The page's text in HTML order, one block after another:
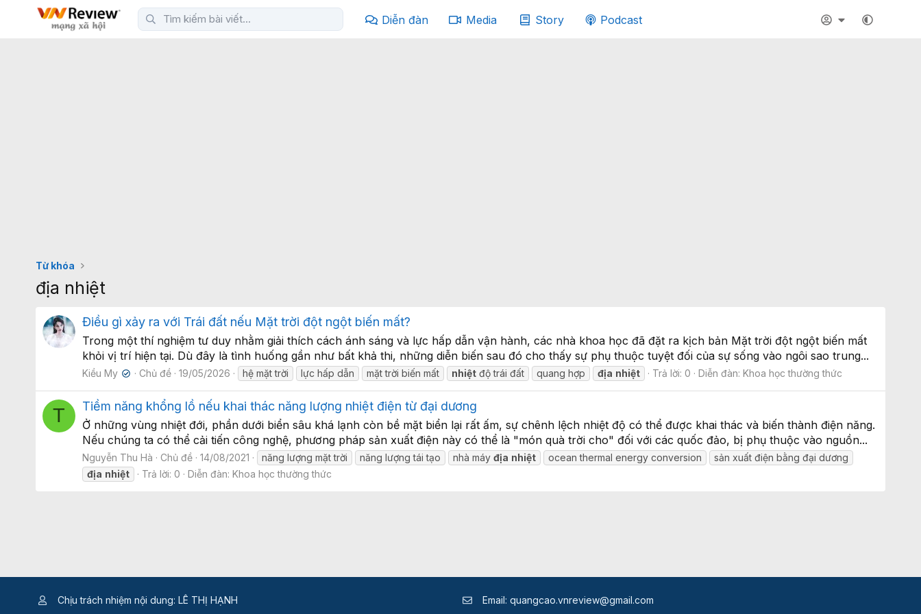
Diễn đàn Media Story Podcast
Từ khóa
địa nhiệt
Điều gì xảy ra với Trái đất nếu Mặt trời đột ngột biến mất?
Trong một thí nghiệm tư duy nhằm giải thích cách ánh sáng và lực hấp dẫn vận hành, các nhà khoa học đã đặt ra kịch bản Mặt trời đột ngột biến mất
khỏi vị trí hiện tại. Dù đây là tình huống gần như bất khả thi, những diễn biến sau đó cho thấy sự phụ thuộc tuyệt đối của sự sống vào ngôi sao trung...
Kiều My ✔ Chủ đề 19/05/2026 hệ mặt trời lực hấp dẫn mặt trời biến mất nhiệt độ trái đất quang hợp địa nhiệt Trả lời: 0 Diễn đàn:Khoa học thường thức
T Tiềm năng khổng lồ nếu khai thác năng lượng nhiệt điện từ đại dương
Ở những vùng nhiệt đới, phần dưới biển sâu khá lạnh còn bề mặt biển lại rất ấm, sự chênh lệch nhiệt độ có thể được khai thác và biến thành điện năng.
Nếu chúng ta có thể cải tiến công nghệ, phương pháp sản xuất điện này có thể là "món quà trời cho" đối với các quốc đảo, bị phụ thuộc vào nguồn...
Nguyễn Thu Hà Chủ đề 14/08/2021 năng lượng mặt trời năng lượng tái tạo nhà máy địa nhiệt ocean thermal energy conversion
sản xuất điện bằng đại dương
địa nhiệt Trả lời: 0 Diễn đàn: Khoa học thường thức
Chịu trách nhiệm nội dung: LÊ THỊ HẠNH Email: quangcao.vnreview@gmail.com